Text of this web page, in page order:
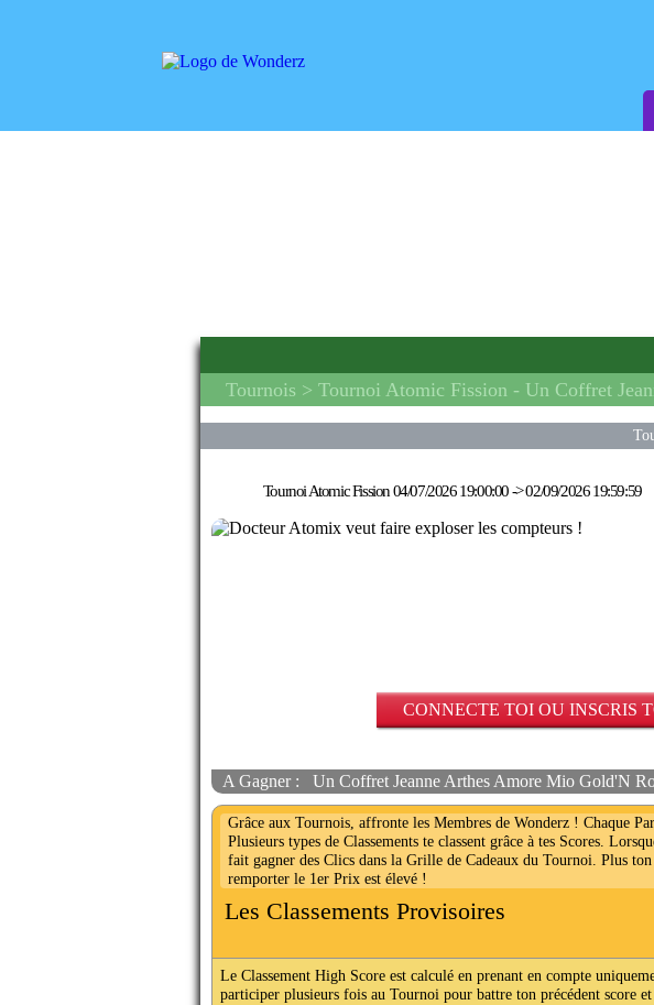
Tournois > Tournoi Atomic Fission - Un Coffret
Tournoi Atomic Fission04/07/2026 19:00:00->02/09/2026 19:59:59
CONNECTE TOI OU INSCRIS
A Gagner : Un Coffret Jeanne Arthes Amore Mio Gold'N
Grâce aux Tournois, affronte les Membres de Wonderz ! Chaque
Plusieurs types de Classements te classent grâce à tes Scores.
fait gagner des Clics dans la Grille de Cadeaux du Tournoi. Plus
remporter le 1er Prix est élevé !
Les Classements Provisoires
Le Classement High Score est calculé en prenant en compte
participer plusieurs fois au Tournoi pour battre ton précédent score